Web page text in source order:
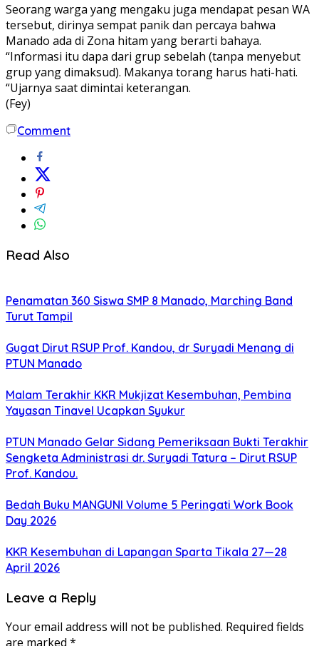
Seorang warga yang mengaku juga mendapat pesan WA
tersebut, dirinya sempat panik dan percaya bahwa
Manado ada di Zona hitam yang berarti bahaya.
“Informasi itu dapa dari grup sebelah (tanpa menyebut
grup yang dimaksud). Makanya torang harus hati-hati.
“Ujarnya saat dimintai keterangan.
(Fey)
Comment
Read Also
Penamatan 360 Siswa SMP 8 Manado, Marching Band
Turut Tampil
Gugat Dirut RSUP Prof. Kandou, dr Suryadi Menang di
PTUN Manado
Malam Terakhir KKR Mukjizat Kesembuhan, Pembina
Yayasan Tinavel Ucapkan Syukur
PTUN Manado Gelar Sidang Pemeriksaan Bukti Terakhir
Sengketa Administrasi dr. Suryadi Tatura – Dirut RSUP
Prof. Kandou.
Bedah Buku MANGUNI Volume 5 Peringati Work Book
Day 2026
KKR Kesembuhan di Lapangan Sparta Tikala 27—28
April 2026
Leave a Reply
Your email address will not be published. Required fields
are marked *